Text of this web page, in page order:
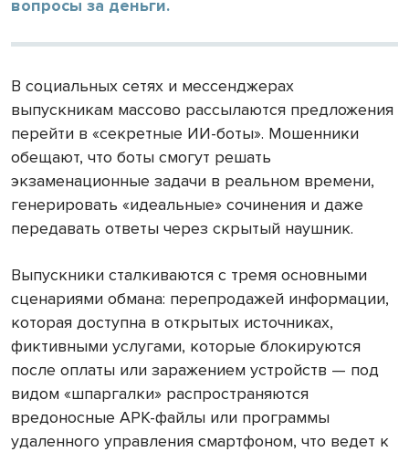
вопросы за деньги.
В социальных сетях и мессенджерах
выпускникам массово рассылаются предложения
перейти в «секретные ИИ-боты». Мошенники
обещают, что боты смогут решать
экзаменационные задачи в реальном времени,
генерировать «идеальные» сочинения и даже
передавать ответы через скрытый наушник.
Выпускники сталкиваются с тремя основными
сценариями обмана: перепродажей информации,
которая доступна в открытых источниках,
фиктивными услугами, которые блокируются
после оплаты или заражением устройств — под
видом «шпаргалки» распространяются
вредоносные APK-файлы или программы
удаленного управления смартфоном, что ведет к